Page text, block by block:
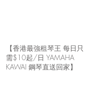
【香港最強租琴王 每日只
需$10起/日 YAMAHA
KAWAI 鋼琴直送回家】